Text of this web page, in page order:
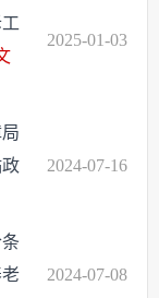
2025-01-03
2024-07-16
2024-07-08